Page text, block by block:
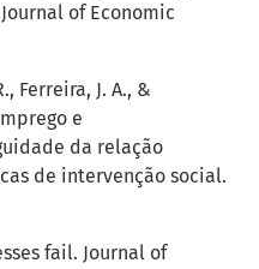
of Economic
Ferreira, J. A., &
e
da relação
de intervenção social.
fail. Journal of